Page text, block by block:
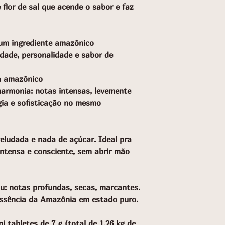
flor de sal que acende o sabor e faz
ingrediente amazônico
personalidade e sabor de
amazônico
notas intensas, levemente
e sofisticação no mesmo
e nada de açúcar. Ideal pra
e consciente, sem abrir mão
notas profundas, secas, marcantes.
da Amazônia em estado puro.